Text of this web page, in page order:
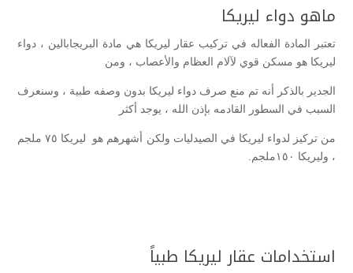
ماهو دواء ليريكا
تعتبر المادة الفعاله في تركيب عقار ليريكا هي مادة البريجابالين ، دواء
ليريكا هو مسكن قوي لآلام العظام والأعصاب ، ومن
الجدير بالذكر أنه تم منع صرف دواء ليريكا بدون وصفه طبية ، وسنعرف
السبب في السطور القادمه بإذن الله ، يوجد أكثر
من تركيز لدواء ليريكا في الصيدليات ولكن أشهرهم هو ليريكا ٧٥ ملجم
، وليريكا ١٥٠ملجم.
استخدامات عقار ليريكا طبياً